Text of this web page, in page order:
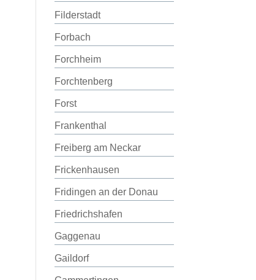
Filderstadt
Forbach
Forchheim
Forchtenberg
Forst
Frankenthal
Freiberg am Neckar
Frickenhausen
Fridingen an der Donau
Friedrichshafen
Gaggenau
Gaildorf